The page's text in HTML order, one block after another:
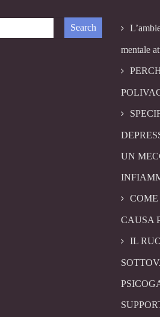
mentale
UN
COME
CAUSA
IL